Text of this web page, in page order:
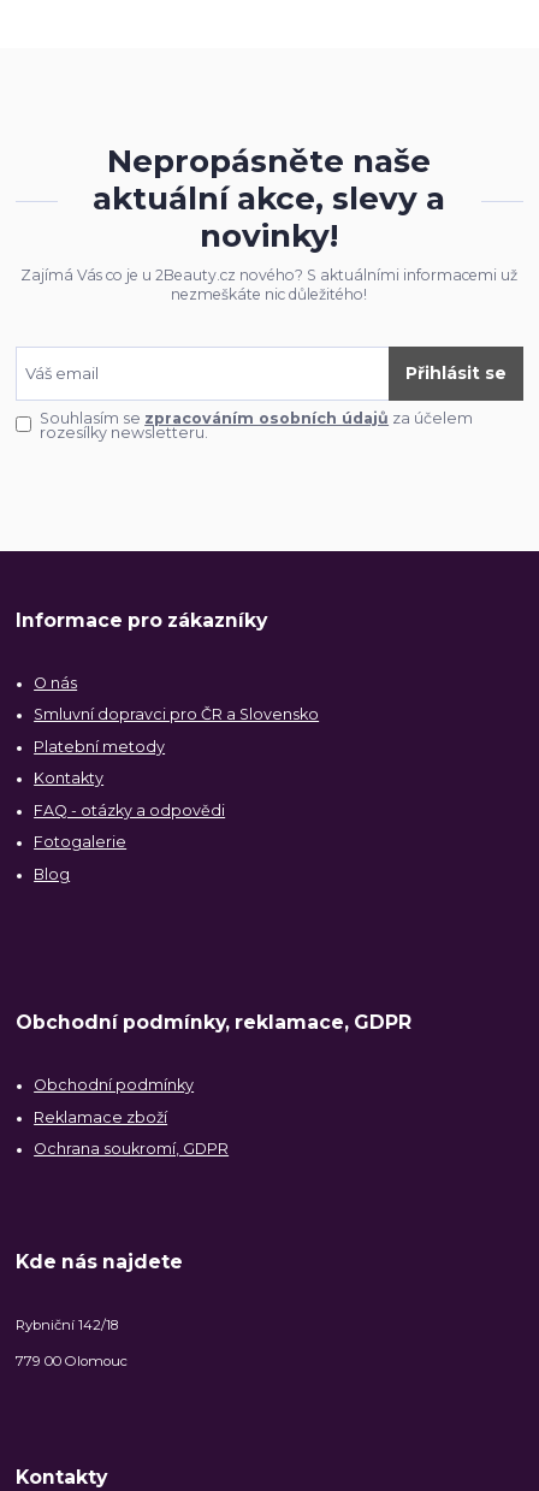
Nepropásněte naše
aktuální akce, slevy a
novinky!
Zajímá Vás co je u 2Beauty.cz nového? S aktuálními informacemi už
nezmeškáte nic důležitého!
Přihlásit se
Souhlasím se zpracováním osobních údajů za účelem
rozesílky newsletteru.
Informace pro zákazníky
O nás
Smluvní dopravci pro ČR a Slovensko
Platební metody
Kontakty
FAQ - otázky a odpovědi
Fotogalerie
Blog
Obchodní podmínky, reklamace, GDPR
Obchodní podmínky
Reklamace zboží
Ochrana soukromí, GDPR
Kde nás najdete
Rybniční 142/18
779 00 Olomouc
Kontakty